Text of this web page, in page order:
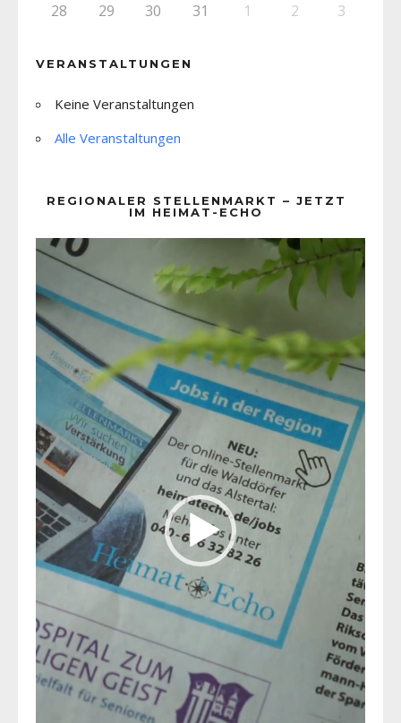
28 29 30 31 1 2 3
VERANSTALTUNGEN
Keine Veranstaltungen
Alle Veranstaltungen
REGIONALER STELLENMARKT – JETZT
IM HEIMAT-ECHO
Player